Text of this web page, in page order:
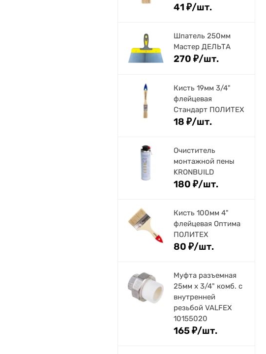
41 ₽/шт.
Шпатель 250мм
Мастер ДЕЛЬТА
270 ₽/шт.
Кисть 19мм 3/4"
флейцевая
Стандарт ПОЛИТЕХ
18 ₽/шт.
Очиститель
монтажной пены
KRONBUILD
180 ₽/шт.
Кисть 100мм 4"
флейцевая Оптима
ПОЛИТЕХ
80 ₽/шт.
Муфта разъемная
25мм х 3/4" комб. с
внутренней
резьбой VALFEX
10155020
165₽/шт.